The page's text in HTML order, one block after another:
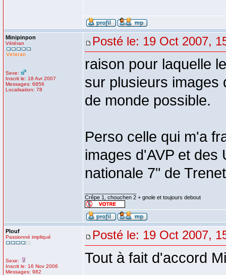
Minipinpon
Vétéran
Sexe:
Inscrit le: 18 Avr 2007
Messages: 6856
Localisation: 78
Posté le: 19 Oct 2007,
raison pour laquelle
sur plusieurs images
de monde possible.
Perso celle qui m'a
images d'AVP et
nationale 7" de Trenet
Crêpe 1, chouchen 2 + gnole et toujours debout
Plouf
Passionné impliqué
Sexe:
Inscrit le: 16 Nov 2006
Messages: 982
Posté le: 19 Oct 2007,
Tout à fait d'accord